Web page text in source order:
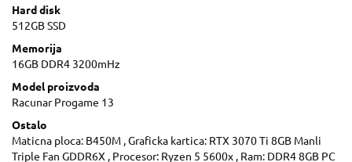
Hard disk
512GB SSD
Memorija
16GB DDR4 3200mHz
Model proizvoda
Racunar Progame 13
Ostalo
Maticna ploca: B450M , Graficka kartica: RTX 3070 Ti 8GB Manli
Triple Fan GDDR6X , Procesor: Ryzen 5 5600x , Ram: DDR4 8GB PC